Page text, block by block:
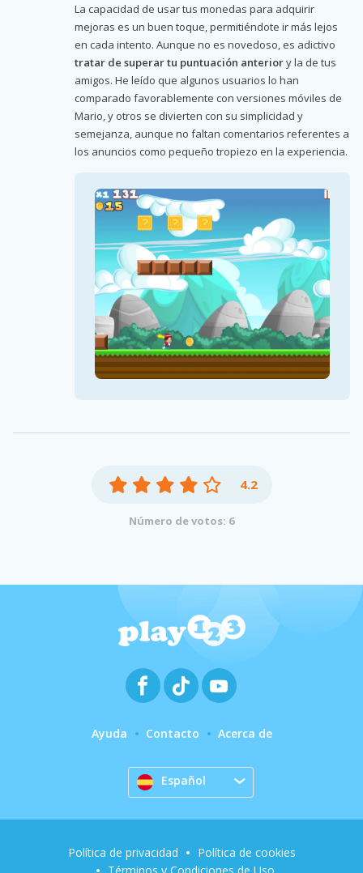
La capacidad de usar tus monedas para adquirir
mejoras es un buen toque, permitiéndote ir más lejos
en cada intento. Aunque no es novedoso, es adictivo
tratar de superar tu puntuación anteriory la de tus
amigos. He leído que algunos usuarios lo han
comparado favorablemente con versiones móviles de
Mario, y otros se divierten con su simplicidad y
semejanza, aunque no faltan comentarios referentes a
los anuncios como pequeño tropiezo en la experiencia.
4.2
Número de votos: 6
Ayuda Contacto Acerca de
Español
Política de privacidad
Política de cookies